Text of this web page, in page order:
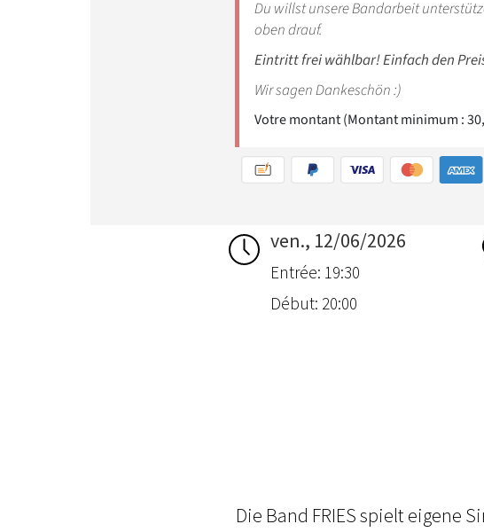
ven., 12/06/2026
Entrée: 19:30
Début: 20:00
Die Band FRIES spielt eigene